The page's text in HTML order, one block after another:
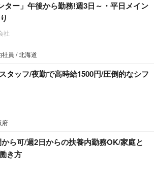
ター」午後から勤務!週3日～・平日メイン
社
員 / 北海道
タッフ/夜勤で高時給1500円/圧倒的なシフ
府
ら可/週2日からの扶養内勤務OK/家庭と
き方